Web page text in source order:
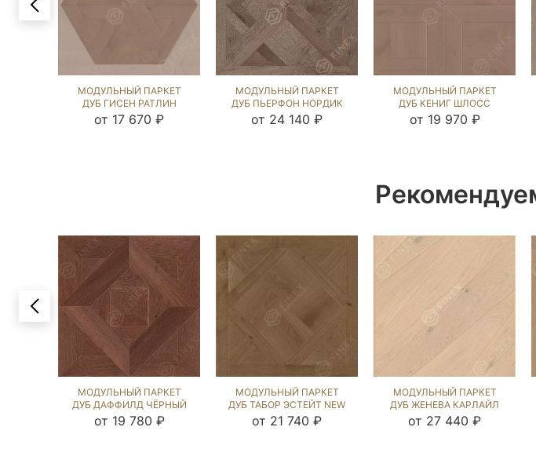
МОДУЛЬНЫЙ ПАРКЕТ
ДУБ ГИСЕН РАТЛИН
(BRUSHED) 122724
от 17 670 ₽
МОДУЛЬНЫЙ ПАРКЕТ
ДУБ ПЬЕРФОН НОРДИК
NEW (BRUSHED) 125428
от 24 140 ₽
МОДУЛЬНЫЙ ПАРКЕТ
ДУБ КЕНИГ ШЛОСС
РАТЛИН (BRUSHED)
124539
от 19 970 ₽
МОДУЛЬНЫЙ ПАРКЕТ
ДУБ ДАФФИЛД ЧЁРНЫЙ
ОРЕХ (BRUSHED) 123955
от 19 780 ₽
МОДУЛЬНЫЙ ПАРКЕТ
ДУБ ТАБОР ЭСТЕЙТ NEW
(BRUSHED) 122035
от 21 740 ₽
МОДУЛЬНЫЙ ПАРКЕТ
ДУБ ЖЕНЕВА КАРЛАЙЛ
NEW (BRUSHED) 121622
от 27 440 ₽